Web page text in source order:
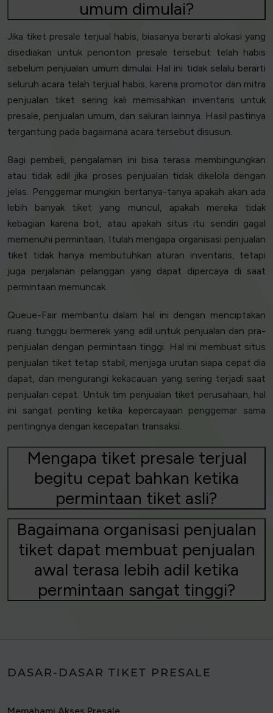
umum dimulai?
Jika tiket presale terjual habis, biasanya berarti alokasi yang
disediakan untuk penonton presale tersebut telah habis
sebelum penjualan umum dimulai. Hal ini tidak selalu berarti
seluruh acara telah terjual habis, karena promotor dan mitra
penjualan tiket sering kali memisahkan inventaris untuk
presale, penjualan umum, dan saluran lainnya. Hasil pastinya
tergantung pada bagaimana acara tersebut disusun.
Bagi pembeli, pengalaman ini bisa terasa membingungkan
atau tidak adil jika proses penjualan tidak dikelola dengan
jelas. Penggemar mungkin bertanya-tanya apakah akan ada
lebih banyak tiket yang muncul, apakah mereka tidak
kebagian karena bot, atau apakah situs itu sendiri gagal
memenuhi permintaan. Itulah mengapa organisasi penjualan
tiket tidak hanya membutuhkan aturan inventaris, tetapi
juga perjalanan pelanggan yang dapat dipercaya di saat
permintaan memuncak.
Queue-Fair membantu dalam hal ini dengan menciptakan
ruang tunggu bermerek yang adil untuk penjualan dan pra-
penjualan dengan permintaan tinggi. Hal ini membuat situs
penjualan tiket tetap stabil, menjaga urutan siapa cepat dia
dapat, dan mengurangi kekacauan yang sering terjadi saat
penjualan cepat. Untuk tim penjualan tiket perusahaan, hal
ini sangat penting ketika kepercayaan penggemar sama
pentingnya dengan kecepatan transaksi.
Mengapa tiket presale terjual
begitu cepat bahkan ketika
permintaan tiket asli?
Bagaimana organisasi penjualan
tiket dapat membuat penjualan
awal terasa lebih adil ketika
permintaan sangat tinggi?
DASAR-DASAR TIKET PRESALE